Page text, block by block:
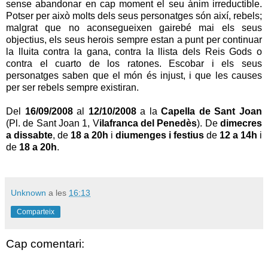
sense abandonar en cap moment el seu ànim irreductible.
Potser per això molts dels seus personatges són així, rebels;
malgrat que no aconsegueixen gairebé mai els seus
objectius, els seus herois sempre estan a punt per continuar
la lluita contra la gana, contra la llista dels Reis Gods o
contra el cuarto de los ratones. Escobar i els seus
personatges saben que el món és injust, i que les causes
per ser rebels sempre existiran.
Del 16/09/2008al 12/10/2008a laCapella de Sant Joan
(Pl. de Sant Joan 1, Vilafranca del Penedès). Dedimecres
a dissabte, de 18 a 20h i diumenges i festius de 12 a 14h i
de 18 a 20h.
Unknown a les 16:13
Comparteix
Cap comentari: